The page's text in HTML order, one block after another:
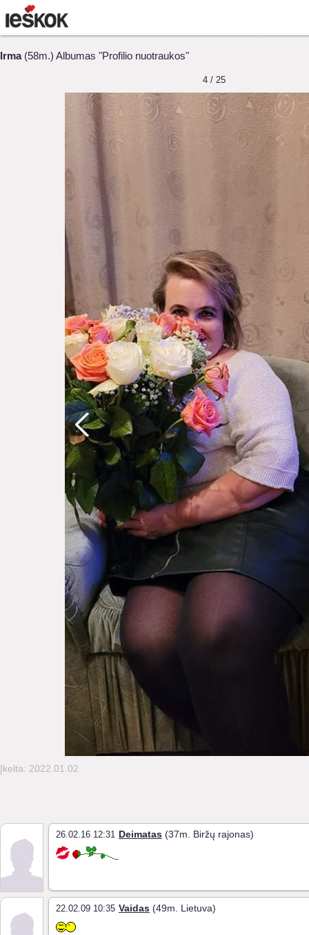
Irma(58m.) Albumas "Profilio nuotraukos"
4 / 25
Įkelta: 2022.01.02
26.02.16 12:31 Deimatas (37m. Biržų rajonas)
22.02.09 10:35 Vaidas (49m. Lietuva)